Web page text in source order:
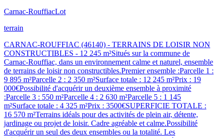
Carnac-RouffiacLot
terrain
CARNAC-ROUFFIAC (46140) - TERRAINS DE LOISIR NON
CONSTRUCTIBLES - 12 245 m²Situés sur la commune de
Carnac-Rouffiac, dans un environnement calme et naturel, ensemble
de terrains de loisir non constructibles.Premier ensemble :Parcelle 1 :
9 895 m²Parcelle 2 : 2 350 m²Surface totale : 12 245 m²Prix : 19
000€Possibilité d'acquérir un deuxième ensemble à proximité
:Parcelle 3 : 550 m²Parcelle 4 : 2 630 m²Parcelle 5 : 1 145
m²Surface totale : 4 325 m²Prix : 3500€SUPERFICIE TOTALE :
16 570 m²Terrains idéals pour des activités de plein air, détente,
jardinage ou projet de loisir. Cadre agréable et calme.Possibilité
d'acquérir un seul des deux ensembles ou la totalité. Les